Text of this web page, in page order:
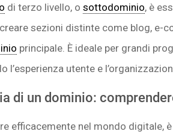
di terzo livello, o sottodominio, è
sezioni distinte come blog, e-
principale. È ideale per grandi
l’esperienza utente e
di un dominio:
efficacemente nel mondo